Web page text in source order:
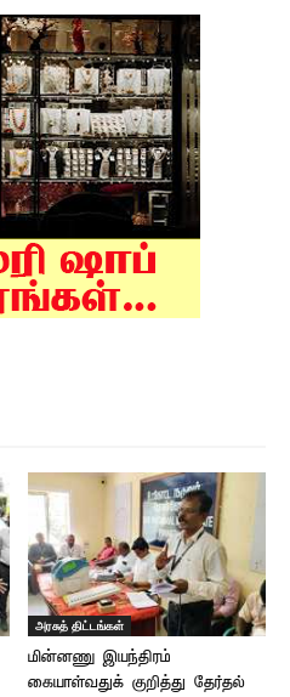
அரசுத் திட்டங்கள்
மின்னணு இயந்திரம்
கையாள்வதுக் குறித்து தேர்தல்